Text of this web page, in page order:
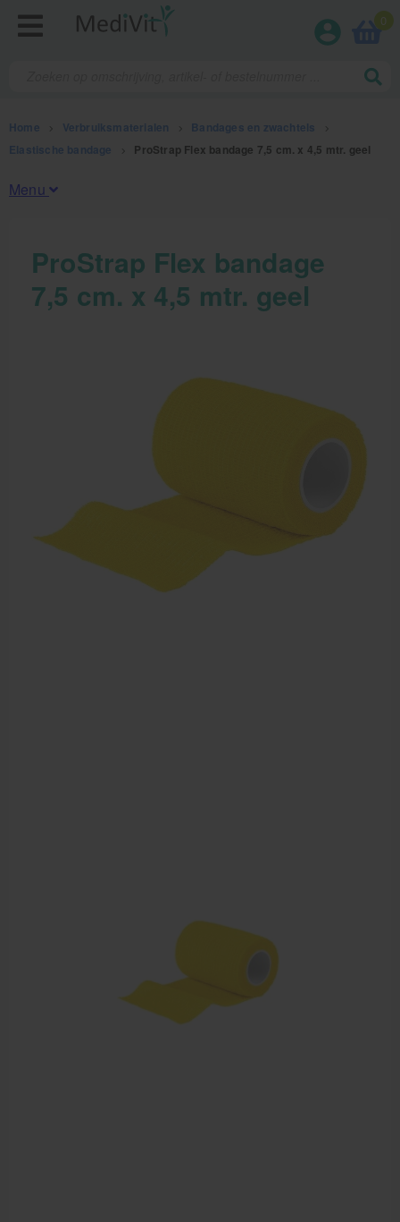
0
Home Verbruiksmaterialen Bandages en zwachtels
Elastische bandage
ProStrap Flex bandage 7,5 cm. x 4,5 mtr. geel
Menu
Fysiotherapieproducten
Verbruiksmaterialen
Bandages en zwachtels
Farmaceutische artikelen
Voedingssupplementen
Huidverzorging
Massage
ProStrap Flex bandage
7,5 cm. x 4,5 mtr. geel